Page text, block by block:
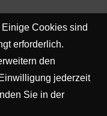
Cookies sind
erforderlich.
den
jederzeit
Sie in der